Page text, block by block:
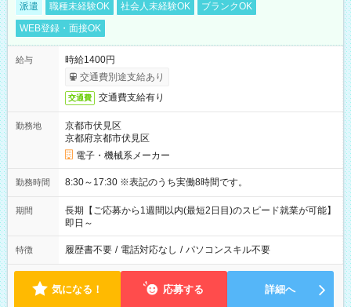
派遣 職種未経験OK 社会人未経験OK
ブランクOK
WEB登録・面接OK
給与
時給1400円
交通費別途支給あり
交通費 交通費支給有り
勤務地
京都市伏見区
京都府京都市伏見区
電子・機械系メーカー
勤務時間 8:30～17:30 ※表記のうち実働8時間です。
期間
長期【ご応募から1週間以内(最短2日目)のスピード就業が可能】
即日～
特徴 履歴書不要 / 電話対応なし / パソコンスキル不要
気になる！ 応募する 詳細へ